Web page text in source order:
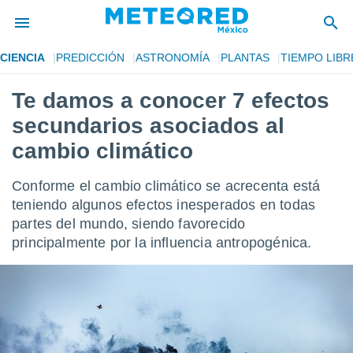
de
ha sido
para
que se
calidad.
las
digital
basada
CIENCIA PREDICCIÓN ASTRONOMÍA PLANTAS TIEMPO
Te damos a conocer 7 efectos
secundarios asociados al
cambio climático
Conforme el cambio climático se acrecenta está
teniendo algunos efectos inesperados en todas
partes del mundo, siendo favorecido
principalmente por la influencia antropogénica.